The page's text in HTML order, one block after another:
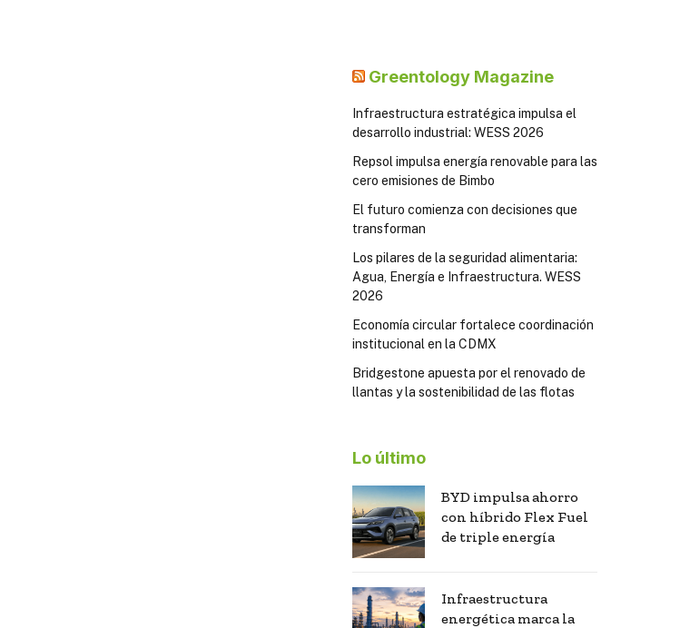
Greentology Magazine
Infraestructura estratégica impulsa el
desarrollo industrial: WESS 2026
Repsol impulsa energía renovable para las
cero emisiones de Bimbo
El futuro comienza con decisiones que
transforman
Los pilares de la seguridad alimentaria:
Agua, Energía e Infraestructura. WESS
2026
Economía circular fortalece coordinación
institucional en la CDMX
Bridgestone apuesta por el renovado de
llantas y la sostenibilidad de las flotas
Lo último
BYD impulsa ahorro
con híbrido Flex Fuel
de triple energía
Infraestructura
energética marca la